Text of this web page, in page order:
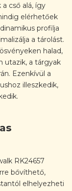
cső alá, így
elérhetőek
profilja
a tárolást.
halad,
utazik, a tárgyak
Ezenkívül a
illeszkedik,
RK24657
bővíthető,
elhelyezheti